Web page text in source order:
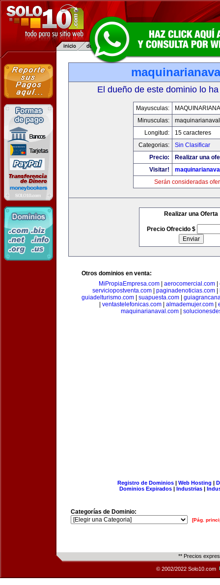
El dueño de este dominio lo
Mayusculas:
Minusculas:
Longitud:
15 caracteres
Categorias:
Sin Clasificar
Precio:
Realizar una
Visitar!
Serán consideradas
Realizar una Oferta
Precio Ofrecido $
Otros dominios en venta:
MiPropiaEmpresa.com
aerocomercial.com
serviciopostventa.com
paginadenoticias.com
guiadelturismo.com
suapuesta.com
ventastelefonicas.com| almademujer.com|
maquinarianaval.com|
Registro de Dominios| Web Hosting |
Dominios Expirados | Industrias |
Categorías de Dominio:
[Pág.
** Precios
© 2002/2022 Solo10.com